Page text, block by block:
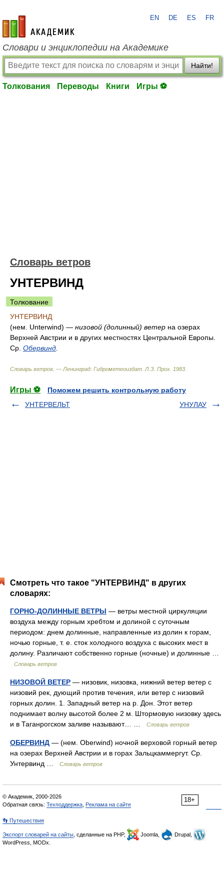
academic.ru
EN DE ES FR
Словари и энциклопедии на Академике
Найти!
Толкования Переводы Книги Игры ⚽
Словарь ветров
УНТЕРВИНД
Толкование
УНТЕРВИНД
(нем. Unterwind) — низовой (долинный) ветер на озерах
Верхней Австрии и в других местностях Центральной Европы.
Ср. Обервинд
Словарь ветров. — Ленинград: Гидрометеоиздат Л.З. Прох 1983
Игры ⚽
Поможем решить контрольную работу
УНТЕРВЕЛЬТ
УНУЛАУ
Смотреть что такое "УНТЕРВИНД" в других
словарях:
ГОРНО-ДОЛИННЫЕ ВЕТРЫ — ветры местной циркуляции
воздуха между горным хребтом и долиной с суточным
периодом: днем долинные, направленные из долин к горам,
ночью горные, т. е. сток холодного воздуха с высоких мест в
долину. Различают собственно горные (ночные) и долинные …
Словарь ветров
НИЗОВОЙ ВЕТЕР — низовик, низовка, нижний ветер ветер с
низовий рек, дующий против течения, или ветер с низовий
горных долин. 1. Западный ветер на р. Дон. Этот ветер
поднимает волну высотой более 2 м. Штормовую низовку здесь
и в Таганрогском заливе называют… …
Словарь ветров
ОБЕРВИНД — (нем. Oberwind) ночной верховой горный ветер
на озерах Верхней Австрии и в горах Зальцкаммергут. Ср.
Унтервинд …
Словарь ветров
18+
© Академик, 2000-2026
Обратная связь: Техподдержка Реклама на сайте
👣 Путешествия
Экспорт словарей на сайты , сделанные на PHP, Joomla,
Drupal,
WordPress, MODx.